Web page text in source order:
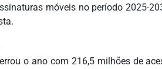
móveis no período 2025-
o ano com 216,5 milhões de